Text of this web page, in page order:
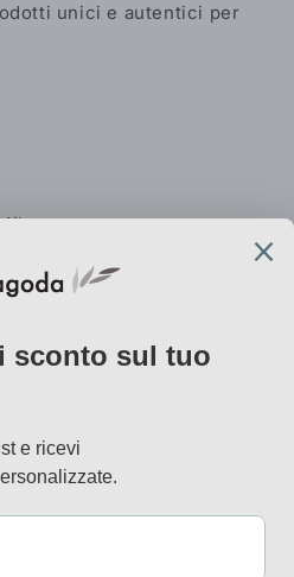
unici e autentici per
7746367